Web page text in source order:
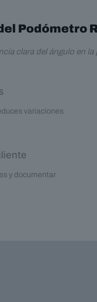
Podómetro
clara del ángulo en
variaciones
y documentar